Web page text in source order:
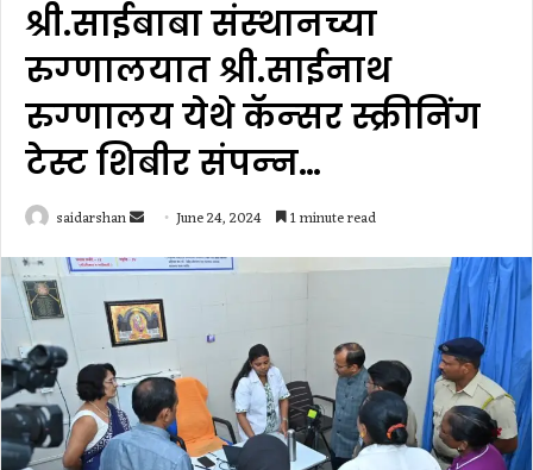
श्री.साईबाबा संस्‍थानच्‍या
रुग्‍णालयात श्री.साईनाथ
रुग्‍णालय येथे कॅन्‍सर स्क्रीनिंग
टेस्ट शिबीर संपन्‍न…
saidarshan
Send
email
June 24, 2024 1 minute read